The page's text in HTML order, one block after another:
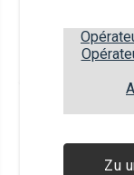
Zu
Article